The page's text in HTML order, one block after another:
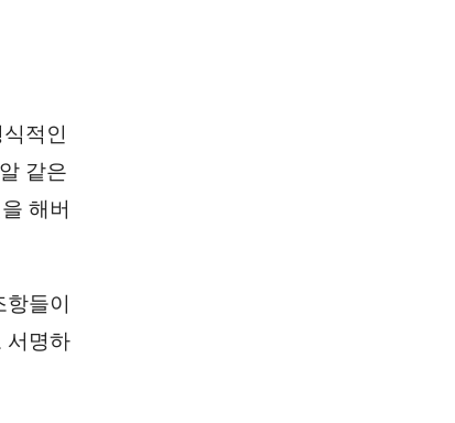
적인
같은
해버
들이
서명하